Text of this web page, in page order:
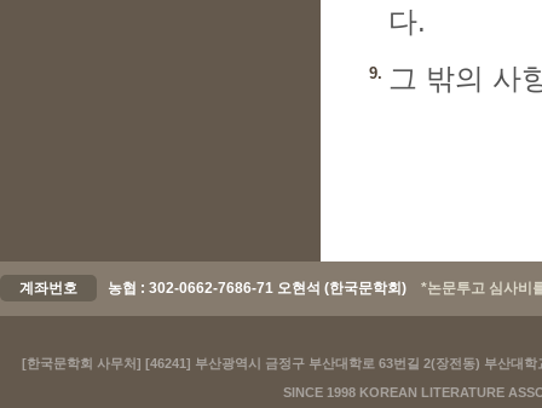
9. 그 밖의 사
계좌번호 농협 : 302-0662-7686-71 오현석 (한국문학회) *논문투고 심사비
[한국문학회 사무처] [46241] 부산광역시 금정구 부산대학로 63번길 2(장전동) 부산
SINCE 1998 KOREAN LITERATURE